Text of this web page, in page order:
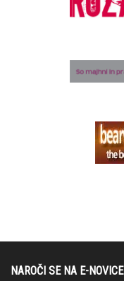
NAROČI SE NA E-NOVICE